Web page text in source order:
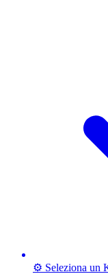
⚙️ Seleziona un